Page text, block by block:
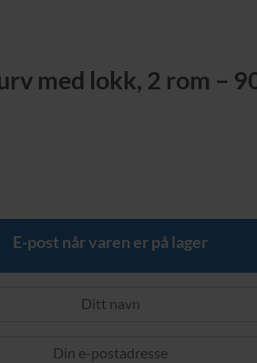
med lokk, 2 rom –
E-post når varen er på lager